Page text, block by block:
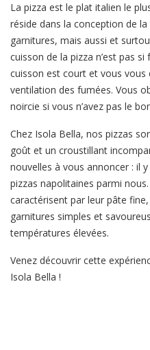
La pizza est le plat italien le
réside dans la conception de
garnitures, mais aussi et
cuisson de la pizza n’est pas
cuisson est court et vous vous
ventilation des fumées. Vous
noircie si vous n’avez pas le
Chez Isola Bella, nos pizzas
goût et un croustillant
nouvelles à vous annoncer : il
pizzas napolitaines parmi
caractérisent par leur pâte
garnitures simples et
températures élevées.
Venez découvrir cette
Isola Bella !